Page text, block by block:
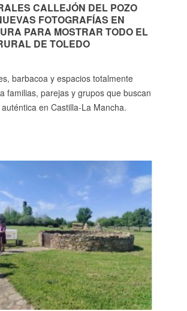
CALLEJÓN DEL POZO
FOTOGRAFÍAS EN
PARA MOSTRAR TODO EL
DE TOLEDO
barbacoa y espacios totalmente
familias, parejas y grupos que buscan
en Castilla-La Mancha.